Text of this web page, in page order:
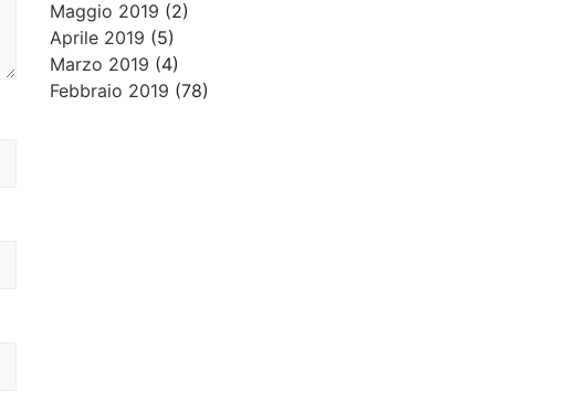
Maggio 2019 (2)
Aprile 2019 (5)
Marzo 2019 (4)
Febbraio 2019 (78)